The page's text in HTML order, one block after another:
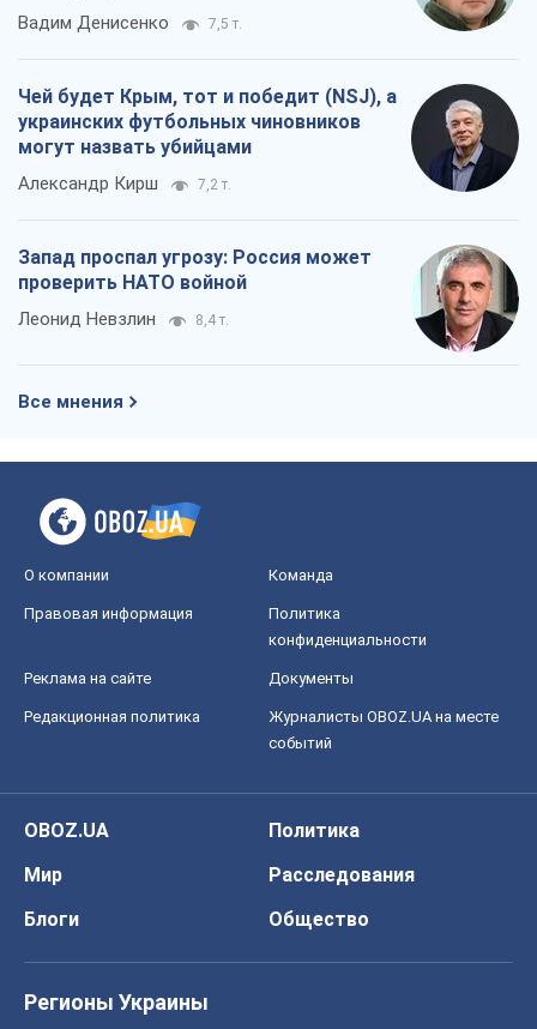
Вадим Денисенко 7,5 т.
Чей будет Крым, тот и победит (NSJ), а
украинских футбольных чиновников
могут назвать убийцами
Александр Кирш 7,2 т.
Запад проспал угрозу: Россия может
проверить НАТО войной
Леонид Невзлин 8,4 т.
Все мнения
О компании Команда
Правовая информация
Политика
конфиденциальности
Реклама на сайте Документы
Редакционная политика
Журналисты OBOZ.UA на месте
событий
OBOZ.UA
Политика
Мир
Расследования
Блоги
Общество
Регионы Украины